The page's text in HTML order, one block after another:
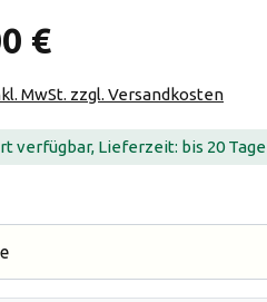
€
MwSt. zzgl. Versandkosten
verfügbar, Lieferzeit: bis 20 Tage